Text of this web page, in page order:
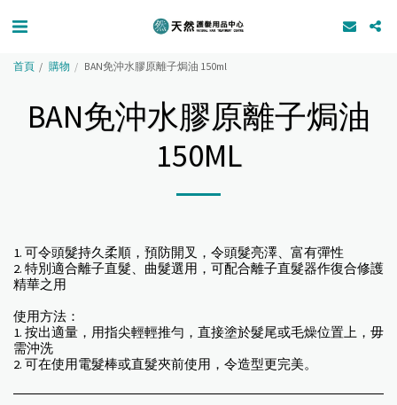
首頁 購物 BAN免沖水膠原離子焗油 150ml
BAN免沖水膠原離子焗油
150ML
1. 可令頭髮持久柔順，預防開叉，令頭髮亮澤、富有彈性
2. 特別適合離子直髮、曲髮選用，可配合離子直髮器作復合修護
精華之用
使用方法：
1. 按出適量，用指尖輕輕推勻，直接塗於髮尾或毛燥位置上，毋
需沖洗
2. 可在使用電髮棒或直髮夾前使用，令造型更完美。